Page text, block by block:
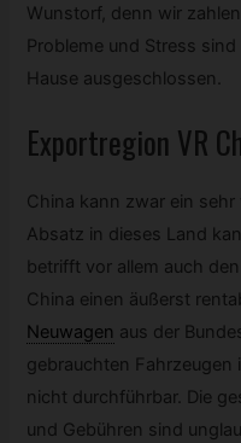
Wunstorf, denn wir
Probleme und Stress
Hause ausgeschlossen.
Exportregion VR
China kann zwar ein
Absatz in dieses Land
betrifft vor allem auch
China einen äußerst
Neuwagen aus der
gebrauchten Fahrzeugen
nicht durchführbar. Die
und Gebühren sind